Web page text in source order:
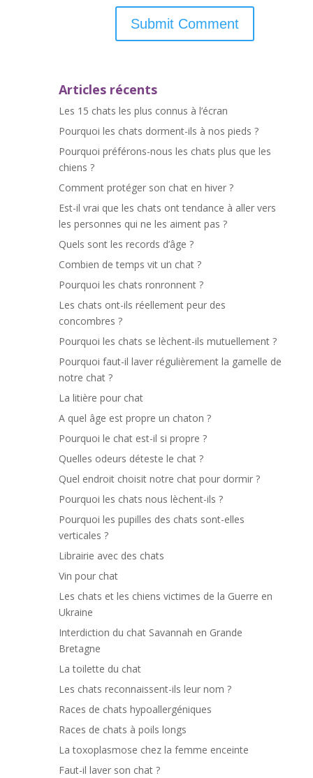
Articles récents
Les 15 chats les plus connus à l’écran
Pourquoi les chats dorment-ils à nos pieds ?
Pourquoi préférons-nous les chats plus que les
chiens ?
Comment protéger son chat en hiver ?
Est-il vrai que les chats ont tendance à aller vers
les personnes qui ne les aiment pas ?
Quels sont les records d’âge ?
Combien de temps vit un chat ?
Pourquoi les chats ronronnent ?
Les chats ont-ils réellement peur des
concombres ?
Pourquoi les chats se lèchent-ils mutuellement ?
Pourquoi faut-il laver régulièrement la gamelle de
notre chat ?
La litière pour chat
A quel âge est propre un chaton ?
Pourquoi le chat est-il si propre ?
Quelles odeurs déteste le chat ?
Quel endroit choisit notre chat pour dormir ?
Pourquoi les chats nous lèchent-ils ?
Pourquoi les pupilles des chats sont-elles
verticales ?
Librairie avec des chats
Vin pour chat
Les chats et les chiens victimes de la Guerre en
Ukraine
Interdiction du chat Savannah en Grande
Bretagne
La toilette du chat
Les chats reconnaissent-ils leur nom ?
Races de chats hypoallergéniques
Races de chats à poils longs
La toxoplasmose chez la femme enceinte
Faut-il laver son chat ?